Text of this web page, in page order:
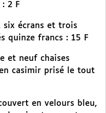
2 F
six écrans et trois
quinze francs : 15 F
et neuf chaises
casimir prisé le tout
en velours bleu,